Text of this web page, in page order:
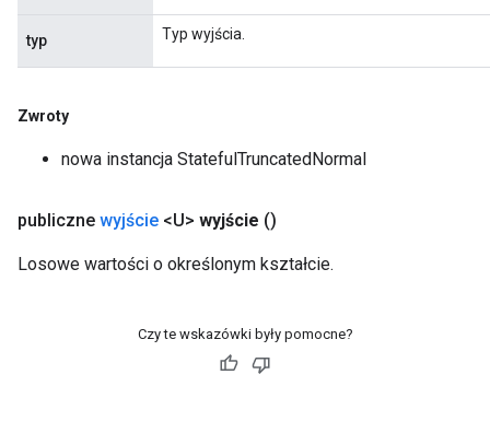
typ Typ wyjścia.
Zwroty
nowa instancja StatefulTruncatedNormal
publiczne wyjście <U> wyjście ()
Losowe wartości o określonym kształcie.
Czy te wskazówki były pomocne?